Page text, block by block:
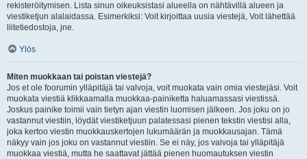
rekisteröitymisen. Lista sinun oikeuksistasi alueella on nähtävillä alueen ja
viestiketjun alalaidassa. Esimerkiksi: Voit kirjoittaa uusia viestejä, Voit lähettää
liitetiedostoja, jne.
Ylös
Miten muokkaan tai poistan viestejä?
Jos et ole foorumin ylläpitäjä tai valvoja, voit muokata vain omia viestejäsi. Voit
muokata viestiä klikkaamalla muokkaa-painiketta haluamassasi viestissä.
Joskus painike toimii vain tietyn ajan viestin luomisen jälkeen. Jos joku on jo
vastannut viestiin, löydät viestiketjuun palatessasi pienen tekstin viestisi alla,
joka kertoo viestin muokkauskertojen lukumäärän ja muokkausajan. Tämä
näkyy vain jos joku on vastannut viestiin. Se ei näy, jos valvoja tai ylläpitäjä
muokkaa viestiä, mutta he saattavat jättää pienen huomautuksen viestin